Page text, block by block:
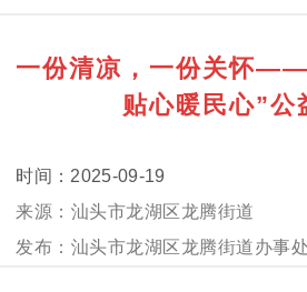
一份清凉，一份关怀
贴心暖民心”公
2025-09-19
汕头市龙湖区龙腾街道
汕头市龙湖区龙腾街道办事处